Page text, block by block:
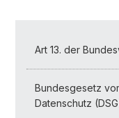
Art 13. der
Bundesgesetz
Datenschutz